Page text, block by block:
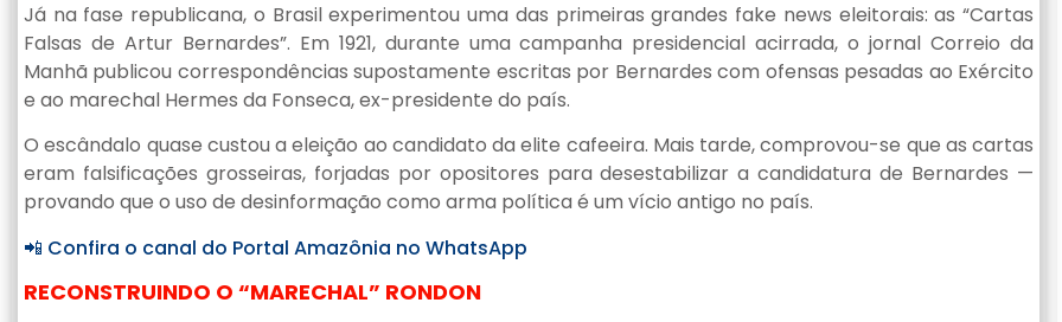
Já na fase republicana, o Brasil experimentou uma das primeiras grandes fake news eleitorais: as “Cartas
Falsas de Artur Bernardes”. Em 1921, durante uma campanha presidencial acirrada, o jornal Correio da
Manhã publicou correspondências supostamente escritas por Bernardes com ofensas pesadas ao Exército
e ao marechal Hermes da Fonseca, ex-presidente do país.
O escândalo quase custou a eleição ao candidato da elite cafeeira. Mais tarde, comprovou-se que as cartas
eram falsificações grosseiras, forjadas por opositores para desestabilizar a candidatura de Bernardes —
provando que o uso de desinformação como arma política é um vício antigo no país.
📲 Confira o canal do Portal Amazônia no WhatsApp
RECONSTRUINDO O “MARECHAL” RONDON